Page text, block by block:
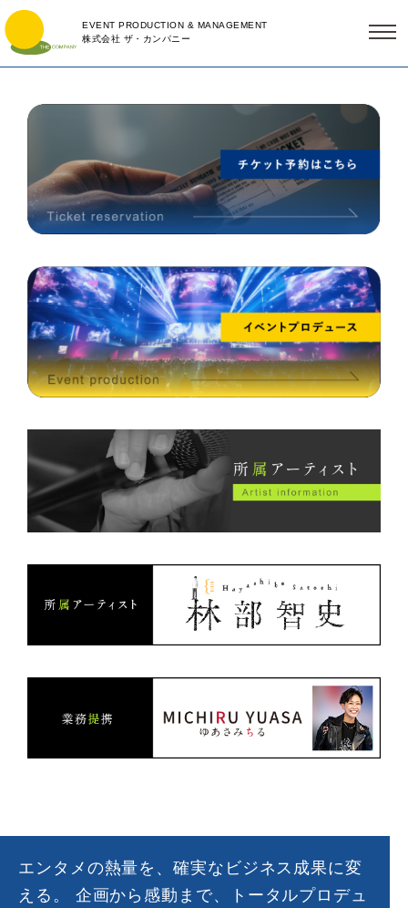
EVENT PRODUCTION & MANAGEMENT
株式会社 ザ・カンパニー
エンタメの熱量を、確実なビジネス成果に変
える。
企画から感動まで、トータルプロデュ